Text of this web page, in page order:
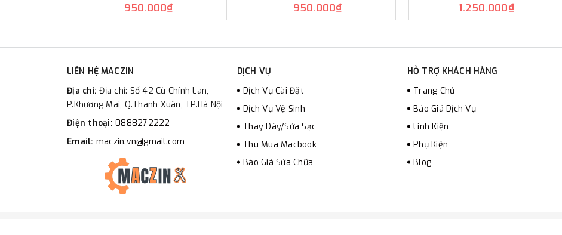
950.000₫ 950.000₫ 1.250.000₫
LIÊN HỆ MACZIN
Địa chỉ:Địa chỉ: Số 42 Cù Chính Lan,
P.Khương Mai, Q.Thanh Xuân, TP.Hà Nội
Điện thoại: 0888272222
Email: maczin.vn@gmail.com
DỊCH VỤ
Dịch Vụ Cài Đặt
Dịch Vụ Vệ Sinh
Thay Dây/Sửa Sạc
Thu Mua Macbook
Báo Giá Sửa Chữa
HỖ TRỢ KHÁCH HÀNG
Trang Chủ
Báo Giá Dịch Vụ
Linh Kiện
Phụ Kiện
Blog